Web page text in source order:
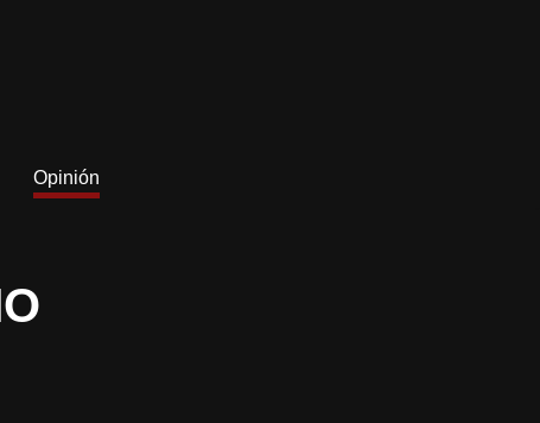
Opinión